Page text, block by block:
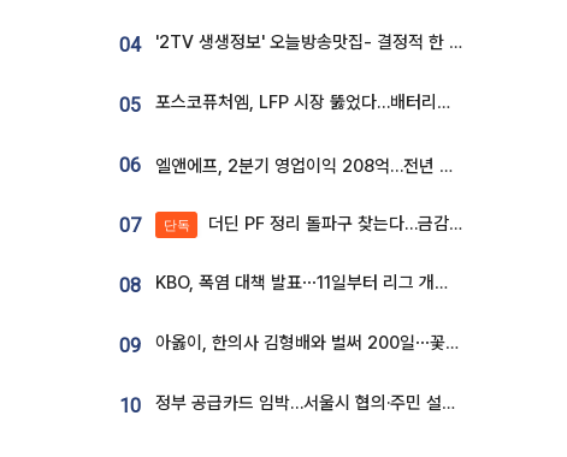
04 '2TV 생생정보' 오늘방송맛집- 결정적 한 수, 3종 메밀면! 메밀 소바 맛집 '의○○○○'
05 포스코퓨처엠, LFP 시장 뚫었다…배터리사와 대규모 장기 공급 합의
06 엘앤에프, 2분기 영업이익 208억…전년 比 흑자전환
07 단독 더딘 PF 정리 돌파구 찾는다…금감원, 1년 반 만에 매각설명회 재개
08 KBO, 폭염 대책 발표⋯11일부터 리그 개시ㆍ경기 오후 7시 시작
09 아옳이, 한의사 김형배와 벌써 200일⋯꽃다발 들고 "프러포즈 아냐"
10 정부 공급카드 임박…서울시 협의·주민 설득이 성패 가른다 [부동산 해법 전쟁]